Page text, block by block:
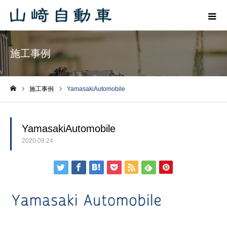
施工事例
施工事例 YamasakiAutomobile
YamasakiAutomobile
2020.09.24